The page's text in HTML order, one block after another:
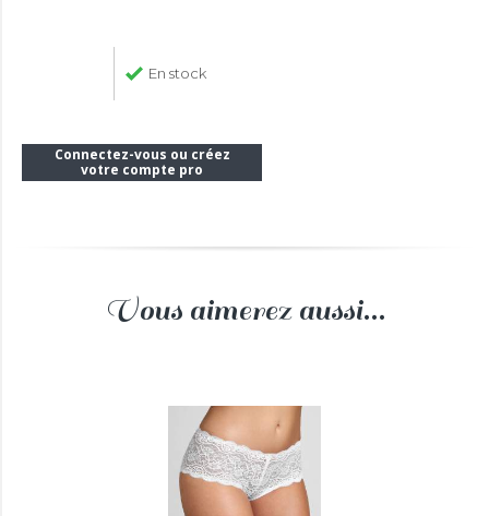
En stock
Connectez-vous ou créez
votre compte pro
Vous aimerez aussi...